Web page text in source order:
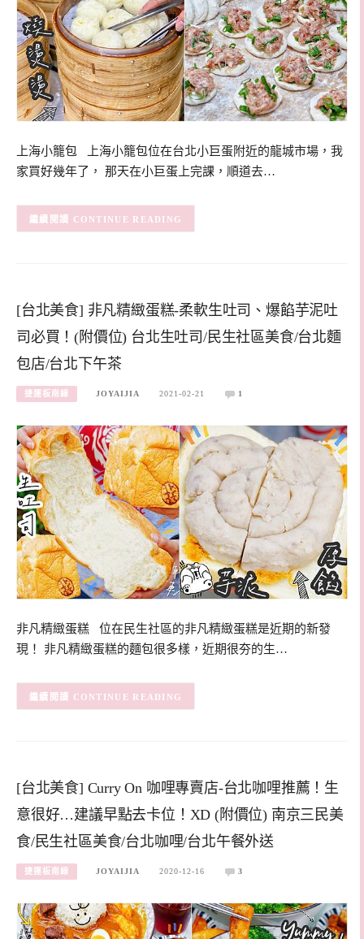
上海小籠包 上海小籠包位在台北小巨蛋附近的龍城市場，我
家買好幾年了， 那天在小巨蛋上完課，順道去…
CONTINUE READING
[台北美食] 非凡精緻蛋糕-柔軟生吐司、爆餡芋泥吐
司必買！(附價位) 台北生吐司/民生社區美食/台北麵
包店/台北下午茶
捷運板南線 JOYAIJIA 2021-02-21 1
非凡精緻蛋糕 位在民生社區的非凡精緻蛋糕是近期的新發
現！ 非凡精緻蛋糕的麵包很多樣，近期很夯的生…
CONTINUE READING
[台北美食] Curry On 咖哩專賣店-台北咖哩推薦！生
意很好…建議早點去卡位！XD (附價位) 南京三民美
食/民生社區美食/台北咖哩/台北午餐外送
捷運板南線 JOYAIJIA 2020-12-16 3